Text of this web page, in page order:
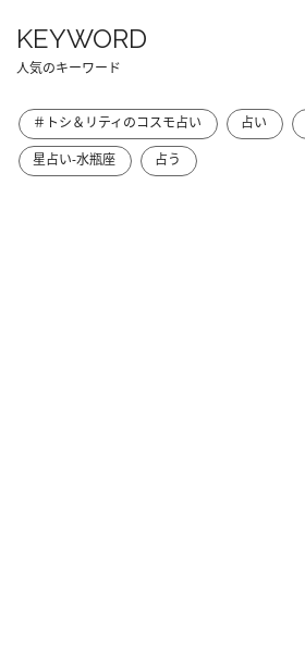
KEYWORD
人気のキーワード
＃トシ＆リティのコスモ占い 占い
星占い-水瓶座
占う